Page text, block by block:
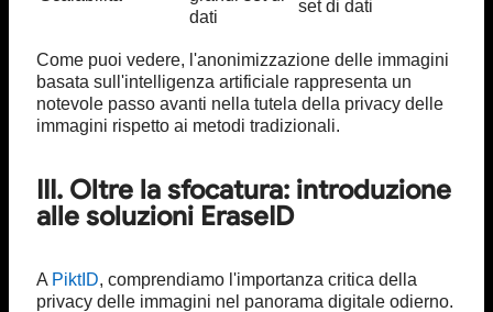
dati
set di dati
Come puoi vedere, l'anonimizzazione delle immagini
basata sull'intelligenza artificiale rappresenta un
notevole passo avanti nella tutela della privacy delle
immagini rispetto ai metodi tradizionali.
III. Oltre la sfocatura: introduzione
alle soluzioni EraseID
A PiktID, comprendiamo l'importanza critica della
privacy delle immagini nel panorama digitale odierno.